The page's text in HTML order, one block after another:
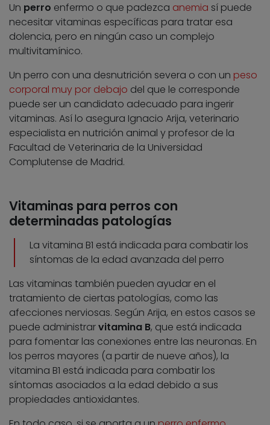
Un perro enfermo o que padezca anemia sí puede
necesitar vitaminas específicas para tratar esa
dolencia, pero en ningún caso un complejo
multivitamínico.
Un perro con una desnutrición severa o con un peso
corporal muy por debajo del que le corresponde
puede ser un candidato adecuado para ingerir
vitaminas. Así lo asegura Ignacio Arija, veterinario
especialista en nutrición animal y profesor de la
Facultad de Veterinaria de la Universidad
Complutense de Madrid.
Vitaminas para perros con
determinadas patologías
La vitamina B1 está indicada para combatir los
síntomas de la edad avanzada del perro
Las vitaminas también pueden ayudar en el
tratamiento de ciertas patologías, como las
afecciones nerviosas. Según Arija, en estos casos se
puede administrarvitamina B, que está indicada
para fomentar las conexiones entre las neuronas. En
los perros mayores (a partir de nueve años), la
vitamina B1 está indicada para combatir los
síntomas asociados a la edad debido a sus
propiedades antioxidantes.